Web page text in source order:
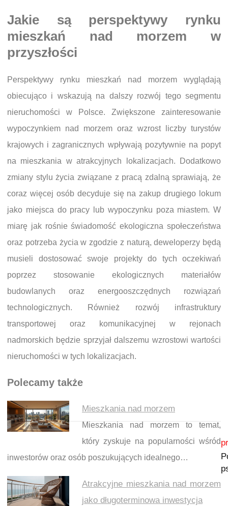
Jakie są perspektywy rynku
mieszkań nad morzem w
przyszłości
Perspektywy rynku mieszkań nad morzem wyglądają
obiecująco i wskazują na dalszy rozwój tego segmentu
nieruchomości w Polsce. Zwiększone zainteresowanie
wypoczynkiem nad morzem oraz wzrost liczby turystów
krajowych i zagranicznych wpływają pozytywnie na popyt
na mieszkania w atrakcyjnych lokalizacjach. Dodatkowo
zmiany stylu życia związane z pracą zdalną sprawiają, że
coraz więcej osób decyduje się na zakup drugiego lokum
jako miejsca do pracy lub wypoczynku poza miastem. W
miarę jak rośnie świadomość ekologiczna społeczeństwa
oraz potrzeba życia w zgodzie z naturą, deweloperzy będą
musieli dostosować swoje projekty do tych oczekiwań
poprzez stosowanie ekologicznych materiałów
budowlanych oraz energooszczędnych rozwiązań
technologicznych. Również rozwój infrastruktury
transportowej oraz komunikacyjnej w rejonach
nadmorskich będzie sprzyjał dalszemu wzrostowi wartości
nieruchomości w tych lokalizacjach.
Polecamy także
Mieszkania nad morzem
Mieszkania nad morzem to temat,
który zyskuje na popularności wśród
inwestorów oraz osób poszukujących idealnego…
Atrakcyjne mieszkania nad morzem
jako długoterminowa inwestycja
Nawigacja wpisu